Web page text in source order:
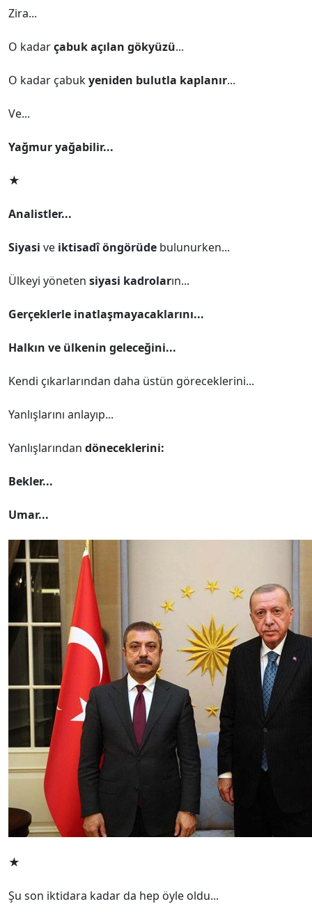
Zira...
O kadarçabuk açılan gökyüzü...
O kadar çabukyeniden bulutla kaplanır...
Ve...
Yağmur yağabilir...
★
Analistler...
Siyasi ve iktisadî öngörüde bulunurken...
Ülkeyi yöneten siyasi kadroların...
Gerçeklerle inatlaşmayacaklarını...
Halkın ve ülkenin geleceğini...
Kendi çıkarlarından daha üstün göreceklerini...
Yanlışlarını anlayıp...
Yanlışlarından döneceklerini:
Bekler...
Umar...
★
Şu son iktidara kadar da hep öyle oldu...